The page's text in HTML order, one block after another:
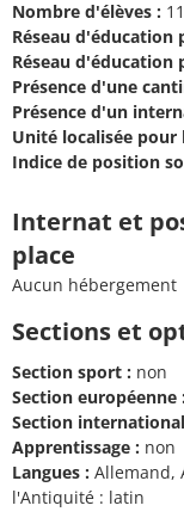
Nombre d'élèves :
Réseau d'éducation
Réseau d'éducation
Présence d'une
Présence d'un
Unité localisée pour
Indice de position
Internat et
place
Aucun hébergement
Sections et
Section sport : non
Section européenne :
Section
Apprentissage : non
Langues : Allemand,
l'Antiquité : latin